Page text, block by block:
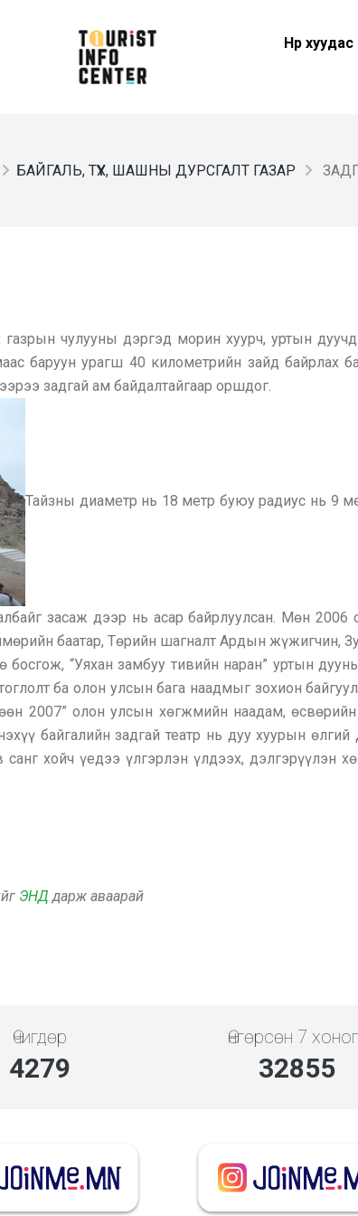
Нүүр хуудас
БАЙГАЛЬ, ТҮҮХ, ШАШНЫ ДУРСГАЛТ ГАЗАР
чулууны дэргэд морин хуурч, уртын
баруун урагш 40 километрийн зайд байрлах
задгай ам байдалтайгаар оршдог.
Тайзны диаметр нь 18 метр буюу радиус нь 9
засаж дээр нь асар байрлуулсан. Мөн
баатар, Төрийн шагналт Ардын жүжигчин,
“Уяхан замбуу тивийн наран” уртын
ба олон улсын бага наадмыг зохион
2007” олон улсын хөгжмийн наадам,
байгалийн задгай театр нь дуу хуурын
хойч үедээ үлгэрлэн үлдээх, дэлгэрүүлэн
ЭНД дарж аваарай
Өчигдөр
4279
Өнгөрсөн 7
32855